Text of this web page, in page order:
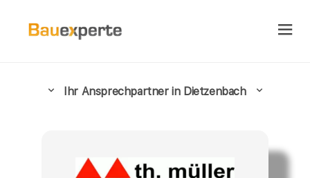
Ihr Ansprechpartner in Dietzenbach